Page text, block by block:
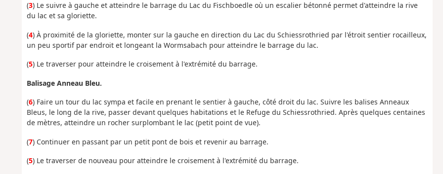
(3) Le suivre à gauche et atteindre le barrage du Lac du Fischboedle où un escalier bétonné permet d'atteindre la rive
du lac et sa gloriette.
(4) À proximité de la gloriette, monter sur la gauche en direction du Lac du Schiessrothried par l'étroit sentier rocailleux,
un peu sportif par endroit et longeant la Wormsabach pour atteindre le barrage du lac.
(5) Le traverser pour atteindre le croisement à l'extrémité du barrage.
Balisage Anneau Bleu.
(6) Faire un tour du lac sympa et facile en prenant le sentier à gauche, côté droit du lac. Suivre les balises Anneaux
Bleus, le long de la rive, passer devant quelques habitations et le Refuge du Schiessrothried. Après quelques centaines
de mètres, atteindre un rocher surplombant le lac (petit point de vue).
(7) Continuer en passant par un petit pont de bois et revenir au barrage.
(5) Le traverser de nouveau pour atteindre le croisement à l'extrémité du barrage.